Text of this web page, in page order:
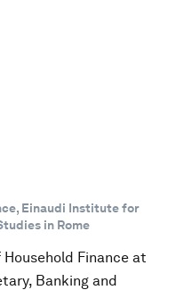
Einaudi Institute for
in Rome
Finance at
Banking and